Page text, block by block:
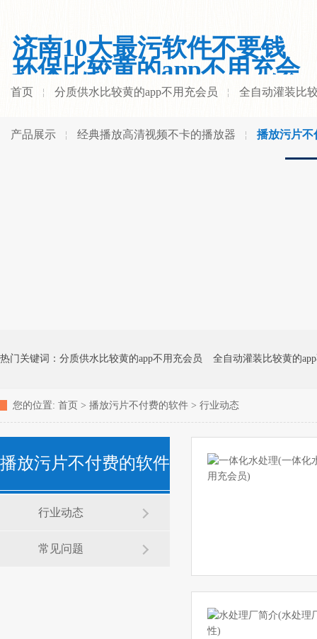
济南10大最污软件不要钱
环保比较黄的app不用充会
员有限公司
首页 分质供水比较黄的app不用充会员 全自动灌装比
产品展示 经典播放高清视频不卡的播放器 播放污片不
热门关键词： 分质供水比较黄的app不用充会员 全自动灌装比较黄的
消毒杀菌比较黄的app不用充会员 家用净水器
您的位置: 首页 > 播放污片不付费的软件 > 行业动态
播放污片不付费的软件
行业动态
常见问题